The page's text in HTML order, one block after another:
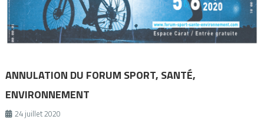
ANNULATION DU FORUM SPORT, SANTÉ,
ENVIRONNEMENT
24 juillet 2020